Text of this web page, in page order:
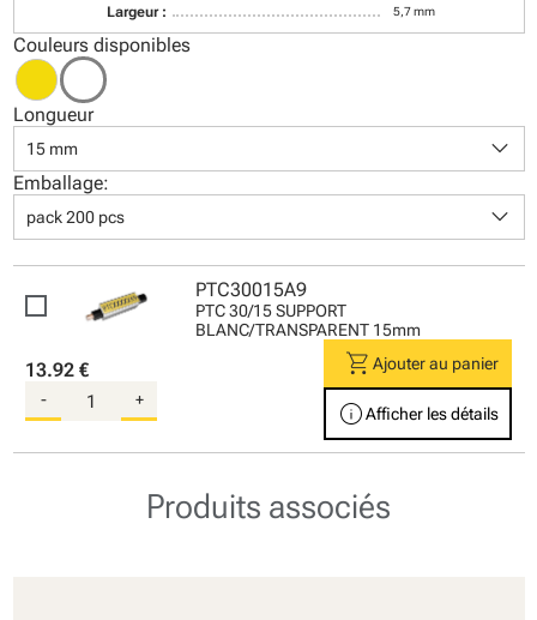
Largeur : 5,7 mm
Couleurs disponibles
Longueur
15 mm keyboard_arrow_down
Emballage:
pack 200 pcs keyboard_arrow_down
PTC30015A9
PTC 30/15 SUPPORT
BLANC/TRANSPARENT 15mm
13.92 €
- +
shopping_cart Ajouter au panier
infoAfficher les détails
Produits associés